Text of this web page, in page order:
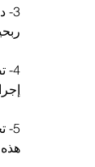
4-
5-